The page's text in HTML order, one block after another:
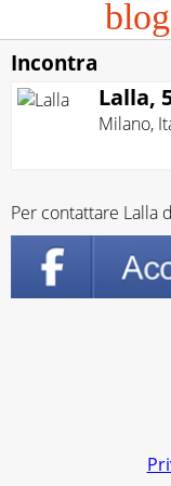
Incontra
Lalla,
Milano,
Per contattare Lalla